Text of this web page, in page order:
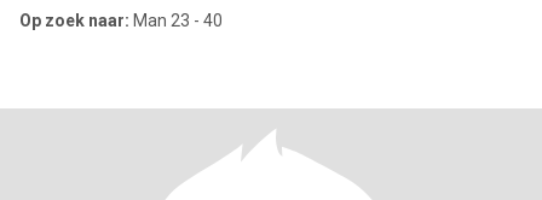
Op zoek naar: Man 23 - 40